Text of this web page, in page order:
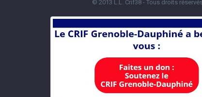
© 2013 L.L. Crif38 - Tous droits